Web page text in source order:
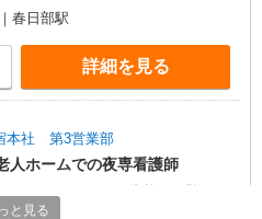
春日部駅
詳細を見る
本社 第3営業部
人ホームでの夜専看護師
と見る